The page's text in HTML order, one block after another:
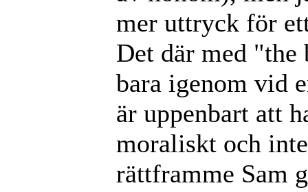
mer uttryck för
Det där med
bara igenom vid
är uppenbart att
moraliskt och
rättframme Sam